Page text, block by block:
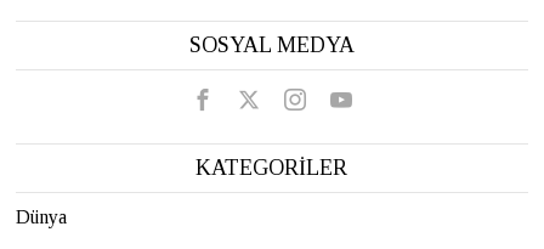
SOSYAL MEDYA
KATEGORİLER
Dünya